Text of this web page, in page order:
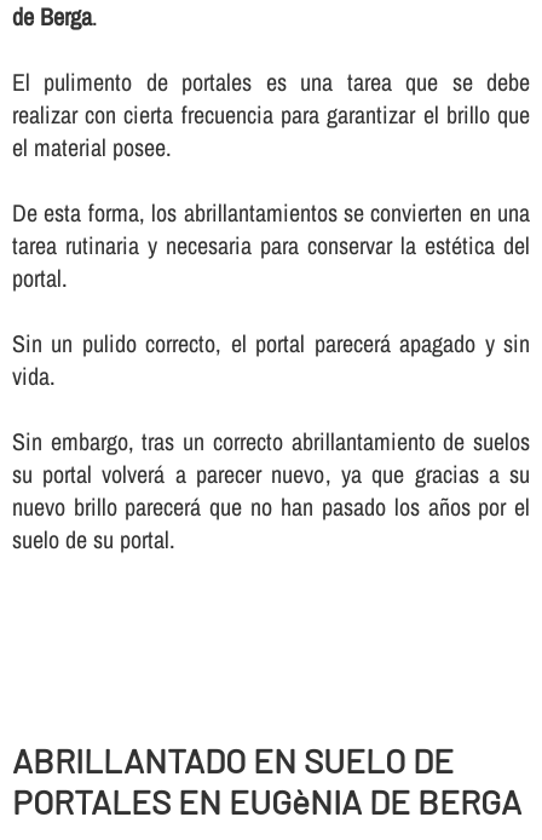
de Berga.
El pulimento de portales es una tarea que se debe
realizar con cierta frecuencia para garantizar el brillo que
el material posee.
De esta forma, los abrillantamientos se convierten en una
tarea rutinaria y necesaria para conservar la estética del
portal.
Sin un pulido correcto, el portal parecerá apagado y sin
vida.
Sin embargo, tras un correcto abrillantamiento de suelos
su portal volverá a parecer nuevo, ya que gracias a su
nuevo brillo parecerá que no han pasado los años por el
suelo de su portal.
ABRILLANTADO EN SUELO DE
PORTALES EN EUGèNIA DE BERGA